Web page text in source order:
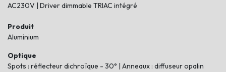
AC230V | Driver dimmable TRIAC intégré
Produit
Aluminium
Optique
Spots : réflecteur dichroïque - 30° | Anneaux : diffuseur opalin